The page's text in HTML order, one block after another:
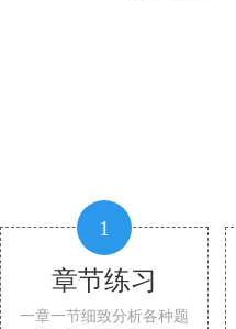
1
章节练习
一章一节细致分析各种题